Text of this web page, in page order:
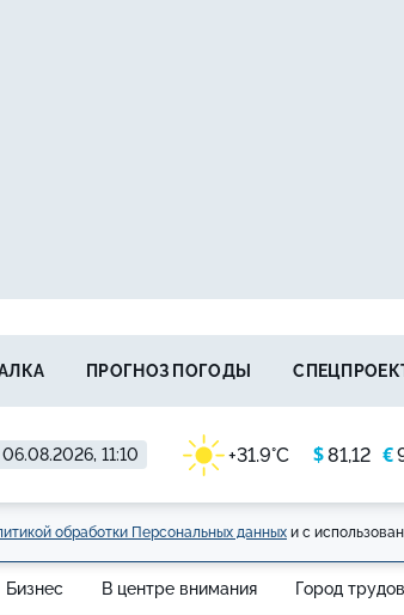
06.08.2026, 11:10 +31.9°C $81,12 €
ПРОГНОЗ ПОГОДЫ
обработки Персональных данных и с
Бизнес В центре внимания Город